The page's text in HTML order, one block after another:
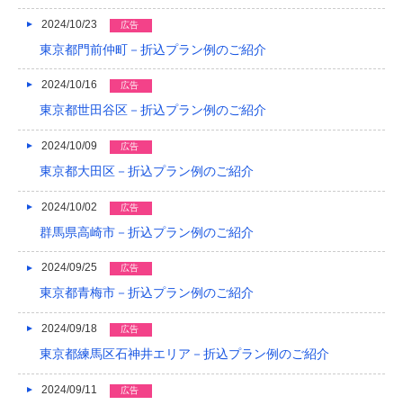
2013/01
2012/12
2012/11
2012/10
2012/08
2024/10/23 広告
東京都門前仲町－折込プラン例のご紹介
2024/10/16 広告
東京都世田谷区－折込プラン例のご紹介
2024/10/09 広告
東京都大田区－折込プラン例のご紹介
2024/10/02 広告
群馬県高崎市－折込プラン例のご紹介
2024/09/25 広告
東京都青梅市－折込プラン例のご紹介
2024/09/18 広告
東京都練馬区石神井エリア－折込プラン例のご紹介
2024/09/11 広告